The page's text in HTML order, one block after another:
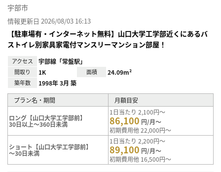
宇部市
情報更新日 2026/08/03 16:13
【駐車場有・インターネット無料】山口大学工学部近くにあるバ
ストイレ別家具家電付マンスリーマンション部屋！
アクセス 宇部線「常盤駅」
間取り 1K 面積 24.09m²
築年数 1998年 3月 築
プラン名・期間 月額目安
ロング【山口大学工学部前】
30日以上～360日未満
1日当たり 2,100円～
86,100 円/月～
初期費用他 22,000円～
ショート【山口大学工学部前】
～30日未満
1日当たり 2,200円～
89,100 円/月～
初期費用他 16,500円～